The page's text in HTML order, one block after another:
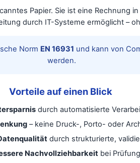
Papier. Sie ist eine Rechnung in
durch IT-Systeme ermöglicht –
Norm EN 16931 und kann von
werden.
Vorteile auf einen Blick
durch automatisierte
– keine Druck-, Porto- oder
durch strukturierte,
Nachvollziehbarkeitbei